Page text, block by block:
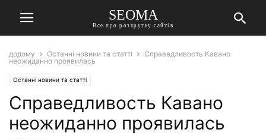
SEOMA
Все про розкрутку сайтів
додому Останні новини та статті
Справедливость Кавано
неожиданно проявилась
Останні новини та статті
Справедливость Кавано
неожиданно проявилась